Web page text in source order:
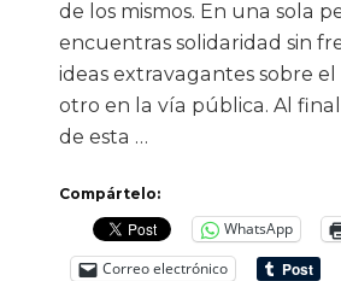
de los mismos. En una sola
encuentras solidaridad sin
ideas extravagantes sobre el
otro en la vía pública. Al
de esta …
Compártelo:
WhatsApp
Correo electrónico